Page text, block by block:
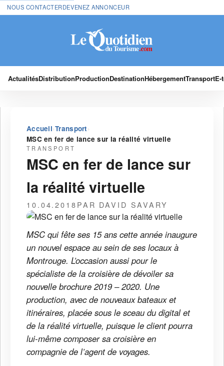
NOUS CONTACTERDEVENEZ ANNONCEUR
ActualitésDistributionProductionDestinationHébergementTransport
Accueil›Transport ›
MSC en fer de lance sur la réalité virtuelle
TRANSPORT
MSC en fer de lance sur
la réalité virtuelle
10.04.2018PAR DAVID SAVARY
MSC qui fête ses 15 ans cette année inaugure
un nouvel espace au sein de ses locaux à
Montrouge. L’occasion aussi pour le
spécialiste de la croisière de dévoiler sa
nouvelle brochure 2019 – 2020. Une
production, avec de nouveaux bateaux et
itinéraires, placée sous le sceau du digital et
de la réalité virtuelle, puisque le client pourra
lui-même composer sa croisière en
compagnie de l’agent de voyages.